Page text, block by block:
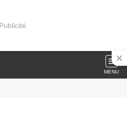
Publicité
MENU